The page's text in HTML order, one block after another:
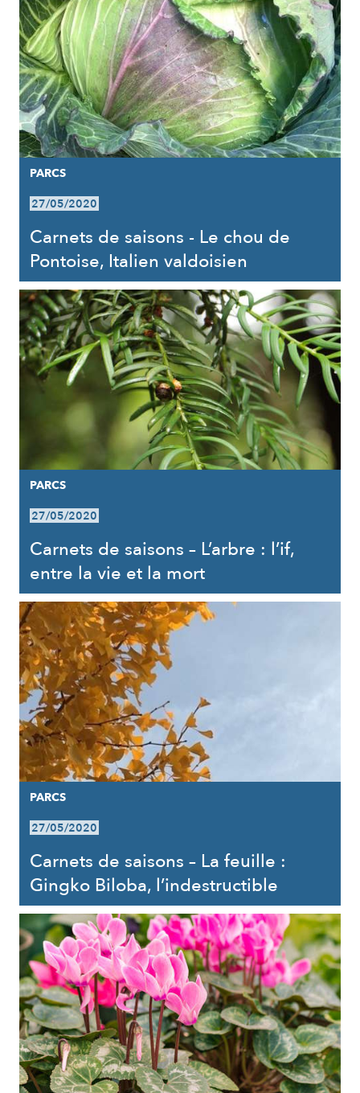
PARCS
27/05/2020
Carnets de saisons - Le chou de
Pontoise, Italien valdoisien
PARCS
27/05/2020
Carnets de saisons – L’arbre : l’if,
entre la vie et la mort
PARCS
27/05/2020
Carnets de saisons – La feuille :
Gingko Biloba, l’indestructible